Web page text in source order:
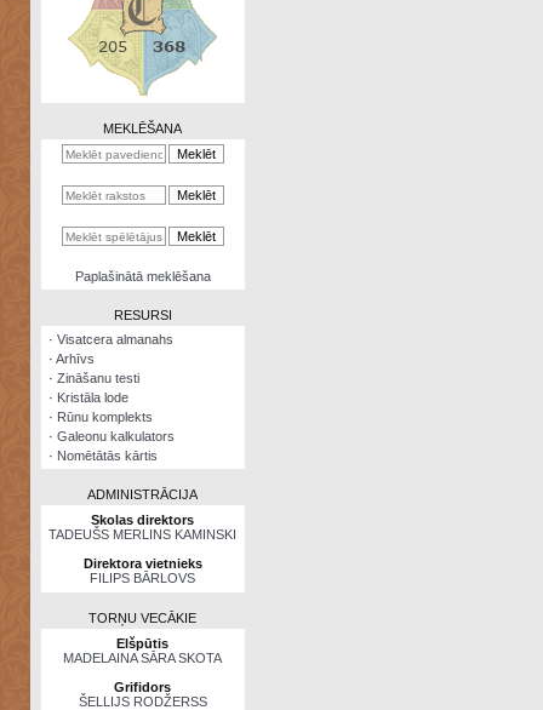
Zināšanu
kalkulators
Nomētātās
MEKLĒŠANA
Paplašinātā meklēšana
RESURSI
· Visatcera almanahs
· Arhīvs
· Zināšanu testi
· Kristāla lode
· Rūnu komplekts
· Galeonu kalkulators
· Nomētātās kārtis
ADMINISTRĀCIJA
Skolas direktors
TADEUŠS MERLINS KAMINSKI
Direktora vietnieks
FILIPS BĀRLOVS
TORŅU VECĀKIE
Elšpūtis
MADELAINA SĀRA SKOTA
Grifidors
ŠELLIJS RODŽERSS